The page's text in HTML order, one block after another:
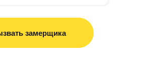
замерщика